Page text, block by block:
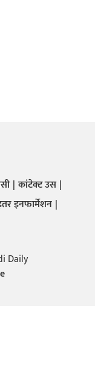
कांटेक्ट उस
इनफार्मेशन
Daily